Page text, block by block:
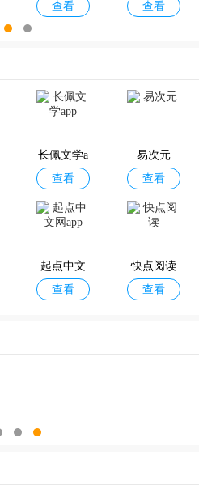
路
查看
(新版)
查看
苍龙劫华
为版
查看
咪咕圈圈
长佩文学a
pp
查看
易次元
查看
起点中文
网app
查看
快点阅读
查看